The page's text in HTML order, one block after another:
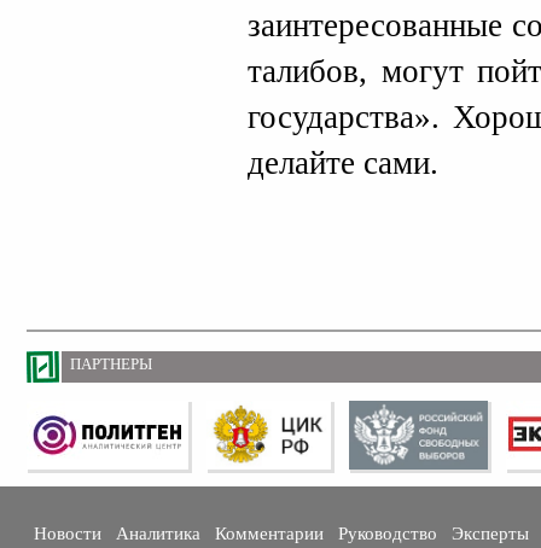
заинтересованные
талибов, могут
государства».
делайте сами.
ПАРТНЕРЫ
Новости Аналитика Комментарии Руководство
Эксперты